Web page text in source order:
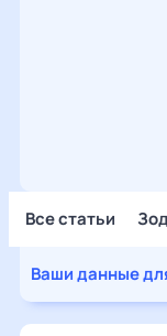
Все статьи
Ваши данные